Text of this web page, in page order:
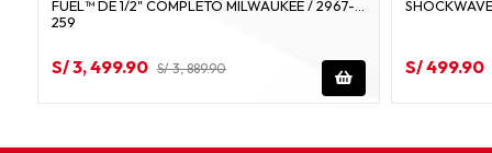
FUEL™ DE 1/2" COMPLETO MILWAUKEE / 2967-
259
S/ 3, 499.90 S/ 3, 889.90 S/ 499.90